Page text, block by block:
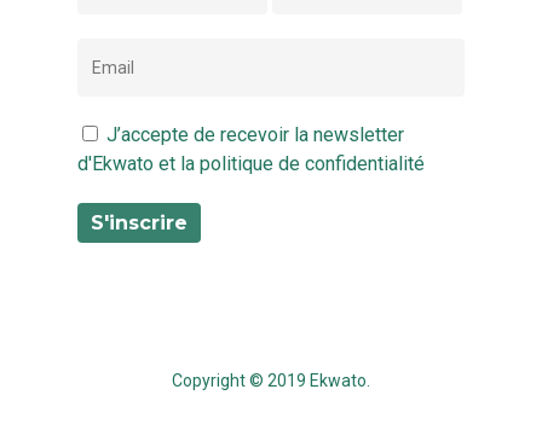
J’accepte de recevoir la newsletter
d'Ekwato et la politique de confidentialité
Copyright © 2019 Ekwato.